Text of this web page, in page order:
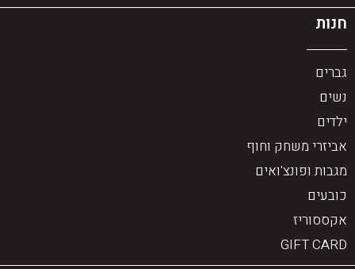
חנות
גברים
נשים
ילדים
אביזרי משחק וחוף
מגבות ופונצ'ואים
כובעים
אקססוריז
GIFT CARD